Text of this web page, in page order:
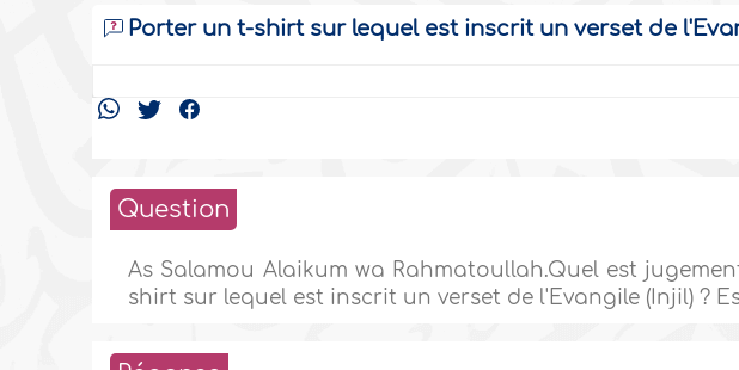
Porter un t-shirt sur lequel est inscrit un verset de
Question
As Salamou Alaikum wa Rahmatoullah.Quel est
shirt sur lequel est inscrit un verset de l'Evangile (Injil) ?